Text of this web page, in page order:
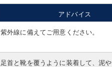
アドバイス
紫外線に備えてご用意ください。
足首と靴を覆うように装着して、泥